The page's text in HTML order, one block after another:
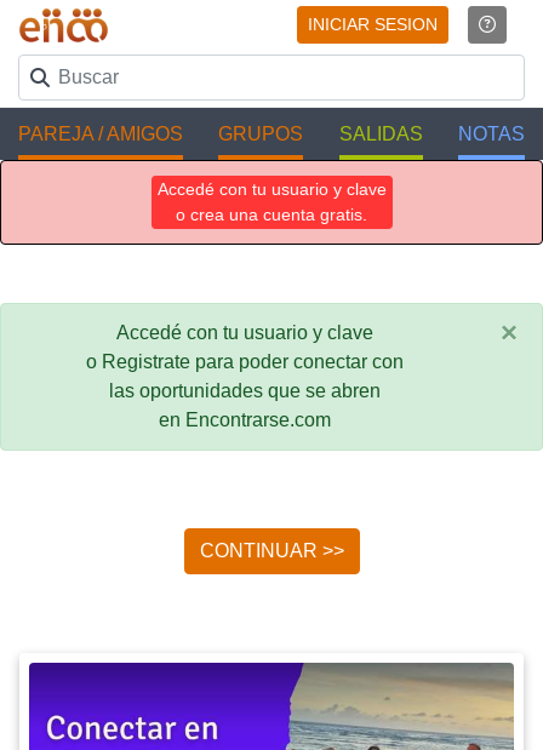
INICIAR SESION
PAREJA / AMIGOS GRUPOS SALIDAS NOTAS
Accedé con tu usuario y clave
o crea una cuenta gratis.
Accedé con tu usuario y clave
o Registrate para poder conectar con
las oportunidades que se abren
en Encontrarse.com
×
CONTINUAR >>